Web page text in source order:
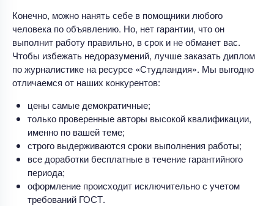
Конечно, можно нанять себе в помощники любого
человека по объявлению. Но, нет гарантии, что он
выполнит работу правильно, в срок и не обманет вас.
Чтобы избежать недоразумений, лучше заказать диплом
по журналистике на ресурсе «Студландия». Мы выгодно
отличаемся от наших конкурентов:
цены самые демократичные;
только проверенные авторы высокой квалификации,
именно по вашей теме;
строго выдерживаются сроки выполнения работы;
все доработки бесплатные в течение гарантийного
периода;
оформление происходит исключительно с учетом
требований ГОСТ.